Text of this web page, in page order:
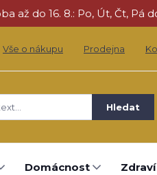
až do 16. 8.: Po, Út, Čt, Pá
Vše o nákupu Prodejna
Hledat
Domácnost